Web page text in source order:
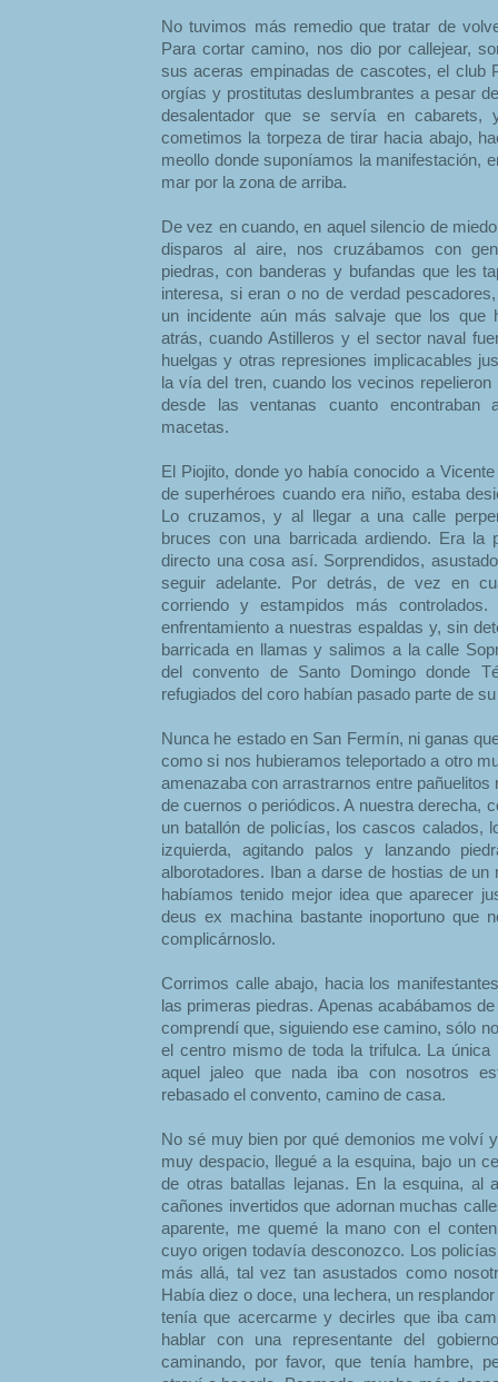
No tuvimos más remedio que tratar de
Para cortar camino, nos dio por callejear,
sus aceras empinadas de cascotes, el club
orgías y prostitutas deslumbrantes a pesar
desalentador que se servía en cabarets,
cometimos la torpeza de tirar hacia abajo,
meollo donde suponíamos la manifestación,
mar por la zona de arriba.
De vez en cuando, en aquel silencio de
disparos al aire, nos cruzábamos con
piedras, con banderas y bufandas que les
interesa, si eran o no de verdad
un incidente aún más salvaje que los que
atrás, cuando Astilleros y el sector naval
huelgas y otras represiones implicacables
la vía del tren, cuando los vecinos
desde las ventanas cuanto encontraban
macetas.
El Piojito, donde yo había conocido a
de superhéroes cuando era niño, estaba
Lo cruzamos, y al llegar a una calle
bruces con una barricada ardiendo. Era la
directo una cosa así. Sorprendidos,
seguir adelante. Por detrás, de vez en
corriendo y estampidos más
enfrentamiento a nuestras espaldas y, sin
barricada en llamas y salimos a la calle
del convento de Santo Domingo donde
refugiados del coro habían pasado parte de
Nunca he estado en San Fermín, ni ganas
como si nos hubieramos teleportado a otro
amenazaba con arrastrarnos entre
de cuernos o periódicos. A nuestra derecha,
un batallón de policías, los cascos calados,
izquierda, agitando palos y lanzando
alborotadores. Iban a darse de hostias de
habíamos tenido mejor idea que aparecer
deus ex machina bastante inoportuno que
complicárnoslo.
Corrimos calle abajo, hacia los
las primeras piedras. Apenas acabábamos
comprendí que, siguiendo ese camino, sólo
el centro mismo de toda la trifulca. La única
aquel jaleo que nada iba con nosotros
rebasado el convento, camino de casa.
No sé muy bien por qué demonios me volví
muy despacio, llegué a la esquina, bajo un
de otras batallas lejanas. En la esquina, al
cañones invertidos que adornan muchas
aparente, me quemé la mano con el
cuyo origen todavía desconozco. Los
más allá, tal vez tan asustados como
Había diez o doce, una lechera, un
tenía que acercarme y decirles que iba
hablar con una representante del
caminando, por favor, que tenía hambre,